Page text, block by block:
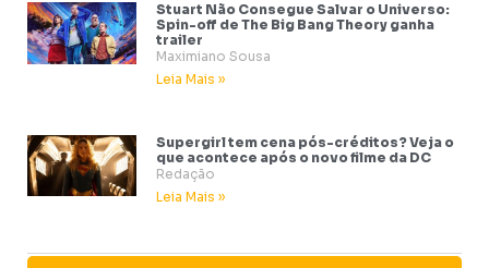
Stuart Não Consegue Salvar o Universo:
Spin-off de The Big Bang Theory ganha
trailer
Maximiano Sousa
Leia Mais »
Supergirl tem cena pós-créditos? Veja o
que acontece após o novo filme da DC
Redação
Leia Mais »